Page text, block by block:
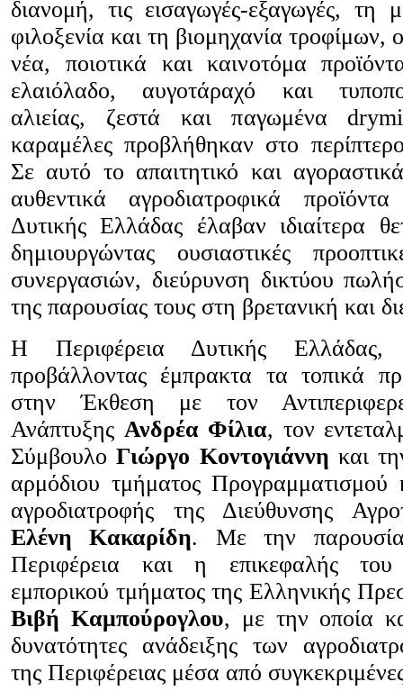
διανομή, τις εισαγωγές-εξαγωγές, τη
φιλοξενία και τη βιομηχανία τροφίμων,
νέα, ποιοτικά και καινοτόμα
ελαιόλαδο, αυγοτάραχό και
αλιείας, ζεστά και παγωμένα
καραμέλες προβλήθηκαν στο
Σε αυτό το απαιτητικό και
αυθεντικά αγροδιατροφικά
Δυτικής Ελλάδας έλαβαν ιδιαίτερα
δημιουργώντας ουσιαστικές
συνεργασιών, διεύρυνση δικτύου
της παρουσίας τους στη βρετανική και
Η Περιφέρεια Δυτικής Ελλάδας,
προβάλλοντας έμπρακτα τα τοπικά
στην Έκθεση με τον
Ανάπτυξης Ανδρέα Φίλια, τον
ΣύμβουλοΓιώργο Κοντογιάννη και
αρμόδιου τμήματος Προγραμματισμού
αγροδιατροφής της Διεύθυνσης
Ελένη Κακαρίδη. Με την
Περιφέρεια και η επικεφαλής του
εμπορικού τμήματος της Ελληνικής
Βιβή Καμπούρογλου, με την οποία
δυνατότητες ανάδειξης των
της Περιφέρειας μέσα από